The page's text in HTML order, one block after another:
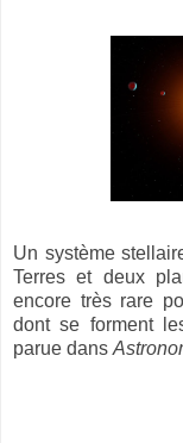
Un système
Terres et deux
encore très rare
dont se forment
parue dans